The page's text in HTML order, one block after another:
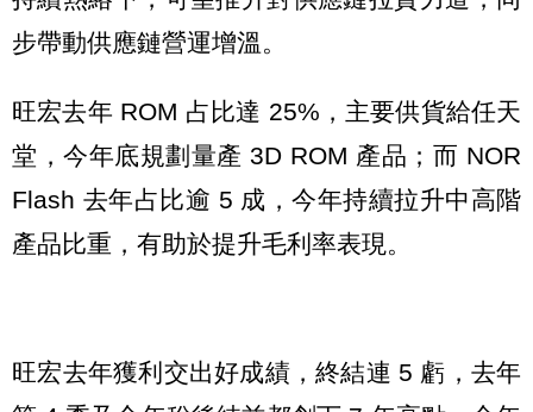
步帶動供應鏈營運增溫。
旺宏去年 ROM 占比達 25%，主要供貨給任天
堂，今年底規劃量產 3D ROM 產品；而 NOR
Flash 去年占比逾 5 成，今年持續拉升中高階
產品比重，有助於提升毛利率表現。
旺宏去年獲利交出好成績，終結連 5 虧，去年